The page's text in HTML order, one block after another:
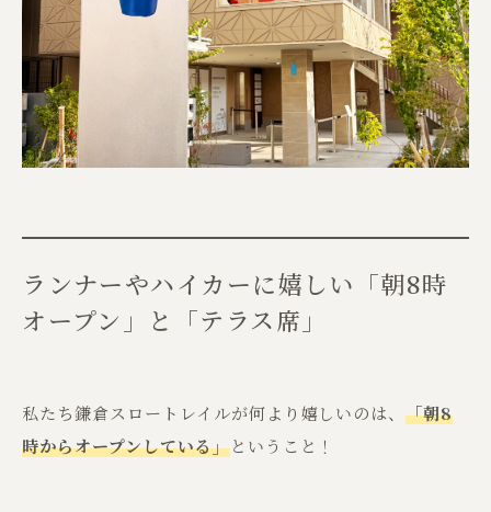
ランナーやハイカーに嬉しい「朝8時
オープン」と「テラス席」
私たち鎌倉スロートレイルが何より嬉しいのは、「朝8
時からオープンしている」ということ！